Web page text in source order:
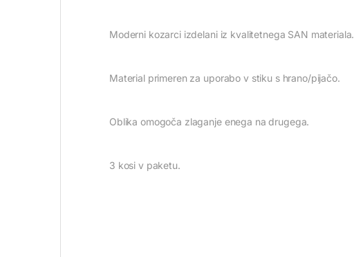
Moderni kozarci izdelani iz kvalitetnega SAN materiala.
Material primeren za uporabo v stiku s hrano/pijačo.
Oblika omogoča zlaganje enega na drugega.
3 kosi v paketu.